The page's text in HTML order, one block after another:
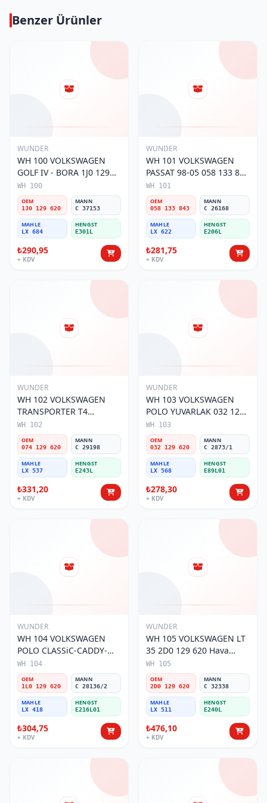
Benzer Ürünler
WUNDER
WH 100 VOLKSWAGEN
GOLF IV - BORA 1J0 129
620 Hava Filtresi
WH 100
OEM
1J0 129 620
MANN
C 37153
MAHLE
LX 684
HENGST
E301L
₺290,95
+ KDV
WUNDER
WH 101 VOLKSWAGEN
PASSAT 98-05 058 133 843
Hava Filtresi
WH 101
OEM
058 133 843
MANN
C 26168
MAHLE
LX 622
HENGST
E206L
₺281,75
+ KDV
WUNDER
WH 102 VOLKSWAGEN
TRANSPORTER T4
(SÜNGERSiZ) 074 129 620
Hava Filtresi
WH 102
OEM
074 129 620
MANN
C 29198
MAHLE
LX 537
HENGST
E243L
₺331,20
+ KDV
WUNDER
WH 103 VOLKSWAGEN
POLO YUVARLAK 032 129
620 Hava Filtresi
WH 103
OEM
032 129 620
MANN
C 2873/1
MAHLE
LX 568
HENGST
E89L01
₺278,30
+ KDV
WUNDER
WH 104 VOLKSWAGEN
POLO CLASSiC-CADDY-
SEAT iBiZA 1L0 129 620
Hava Filtresi
WH 104
OEM
1L0 129 620
MANN
C 28136/2
MAHLE
LX 418
HENGST
E216L01
₺304,75
+ KDV
WUNDER
WH 105 VOLKSWAGEN LT
35 2D0 129 620 Hava
Filtresi
WH 105
OEM
2D0 129 620
MANN
C 32338
MAHLE
LX 511
HENGST
E240L
₺476,10
+ KDV